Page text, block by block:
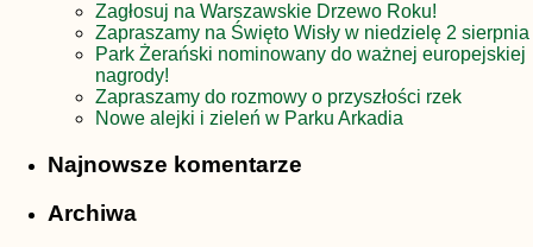
Zagłosuj na Warszawskie Drzewo Roku!
Zapraszamy na Święto Wisły w niedzielę 2 sierpnia
Park Żerański nominowany do ważnej europejskiej
nagrody!
Zapraszamy do rozmowy o przyszłości rzek
Nowe alejki i zieleń w Parku Arkadia
Najnowsze komentarze
Archiwa